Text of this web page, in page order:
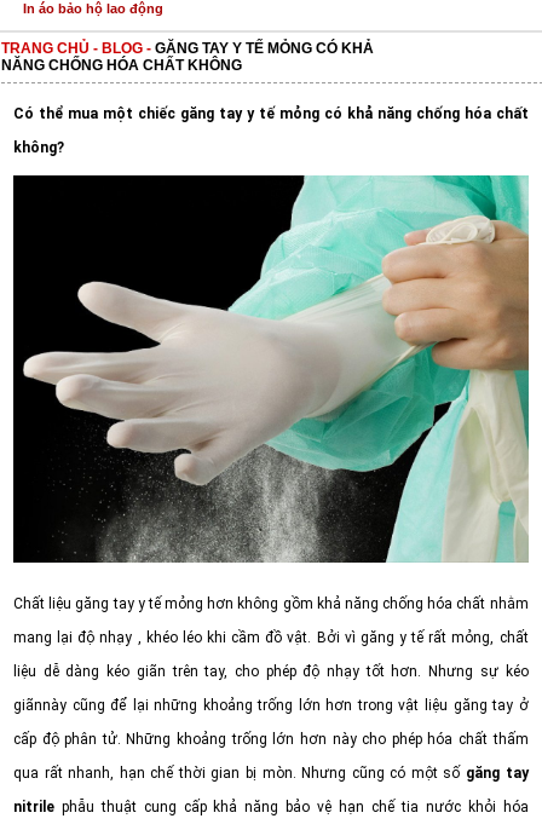
In áo bảo hộ lao động
TRANG CHỦ - BLOG - GĂNG TAY Y TẾ MỎNG CÓ KHẢ
NĂNG CHỐNG HÓA CHẤT KHÔNG
Có thể mua một chiếc găng tay y tếmỏng có khả năng chống hóa chất
không?
Chất liệu găng tay y tế mỏng hơn không gồm khả năng chống hóa chất nhằm
mang lại độ nhạy , khéo léo khi cầm đồ vật. Bởi vì găng y tế rất mỏng, chất
liệu dễ dàng kéo giãn trên tay, cho phép độ nhạy tốt hơn.Nhưng sự kéo
giãnnày cũng để lại những khoảng trống lớn hơn trong vật liệu găng tay ở
cấp độ phân tử.Những khoảng trống lớn hơn này cho phép hóa chất thấm
qua rất nhanh, hạn chế thời gian bị mòn. Nhưng cũng có một số găng tay
nitrile phẫu thuật cung cấp khả năng bảo vệ hạn chế tia nước khỏi hóa